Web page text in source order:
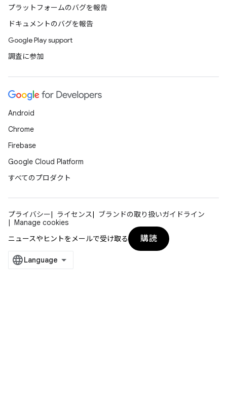
プラットフォームのバグを報告
ドキュメントのバグを報告
Google Play support
調査に参加
Android
Chrome
Firebase
Google Cloud Platform
すべてのプロダクト
プライバシー ライセンス
ブランドの取り扱いガイドライン
Manage cookies
ニュースやヒントをメールで受け取る
購読